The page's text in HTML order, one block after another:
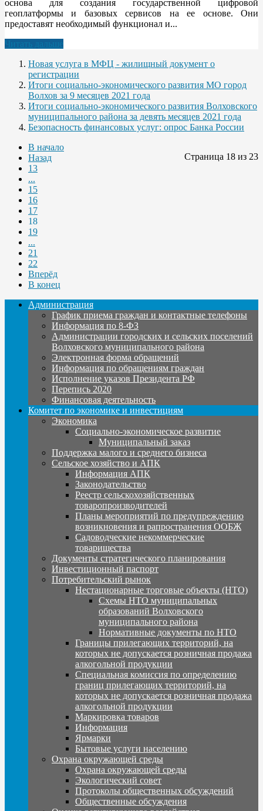
основа для создания государственной цифровой
геоплатформы и базовых сервисов на ее основе. Они
предоставят необходимый функционал и...
Читать дальше
Новая услуга в МФЦ - жилищный документ о
регистрации
Итоги социально-экономического развития МО город
Волхов за 9 месяцев 2021 года
Итоги социально-экономического развития Волховского
муниципального района за девять месяцев 2021 года
Безопасность финансовых услуг: опрос Банка России
Страница 18 из 23
В начало
Назад
13
...
15
16
17
18
19
...
21
22
Вперёд
В конец
Администрация
График приема граждан и контактные телефоны
Информация по 8-ФЗ
Администрации городских и сельских поселений
Волховского муниципального района
Электронная форма обращений
Информация по обращениям граждан
Исполнение указов Президента РФ
Перепись 2020
Финансовая деятельность
Комитет по экономике и инвестициям
Экономика
Социально-экономическое развитие
Муниципальный заказ
Поддержка малого и среднего бизнеса
Сельское хозяйство и АПК
Информация АПК
Законодательство
Реестр сельскохозяйственных
товаропроизводителей
Планы мероприятий по предупреждению
возникновения и рапространения ООБЖ
Садоводческие некоммерческие
товарищества
Документы стратегического планирования
Инвестиционный паспорт
Потребительский рынок
Нестационарные торговые объекты (НТО)
Схемы НТО муниципальных
образований Волховского
муниципального района
Нормативные документы по НТО
Границы прилегающих территорий, на
которых не допускается розничная продажа
алкогольной продукции
Специальная комиссия по определению
границ прилегающих территорий, на
которых не допускается розничная продажа
алкогольной продукции
Маркировка товаров
Информация
Ярмарки
Бытовые услуги населению
Охрана окружающей среды
Охрана окружающей среды
Экологический совет
Протоколы общественных обсуждений
Общественные обсуждения